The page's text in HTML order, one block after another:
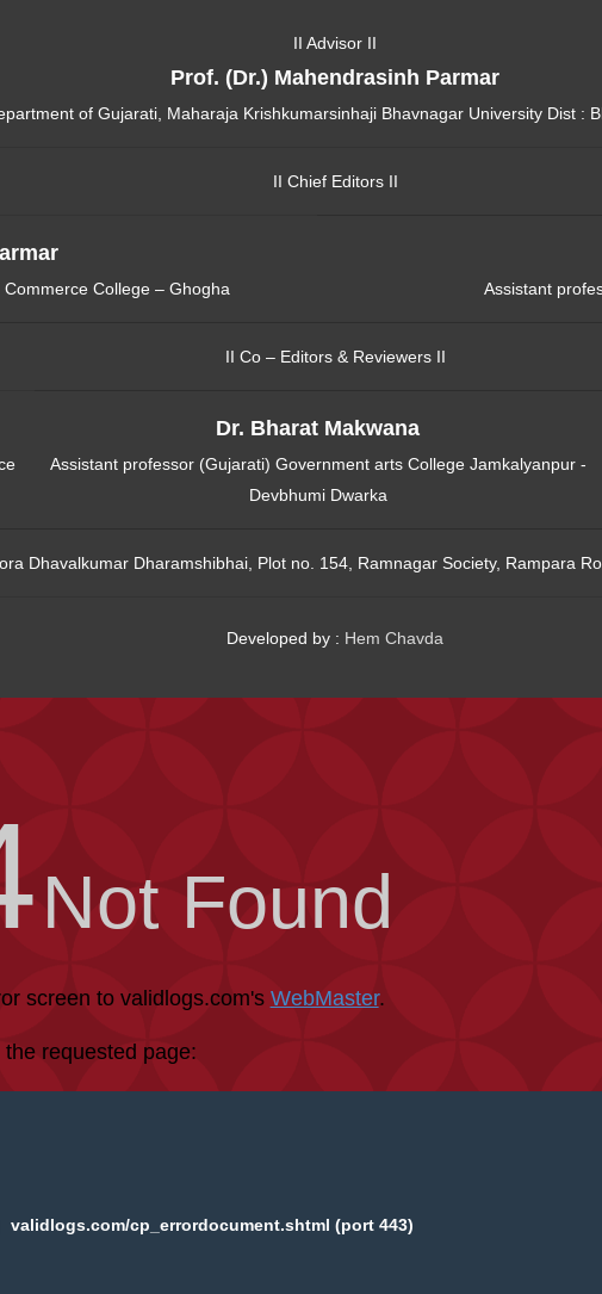
II Advisor II
Prof. (Dr.) Mahendrasinh Parmar
of Gujarati, Maharaja Krishkumarsinhaji Bhavnagar University Dist :
II Chief Editors II
College – Ghogha Assistant
II Co – Editors & Reviewers II
Dr. Bharat Makwana
Assistant professor (Gujarati) Government arts College Jamkalyanpur -
Devbhumi Dwarka
Dhavalkumar Dharamshibhai, Plot no. 154, Ramnagar Society, Rampara
Developed by : Hem Chavda
Not Found
screen to validlogs.com's WebMaster.
requested page:
validlogs.com/cp_errordocument.shtml (port 443)